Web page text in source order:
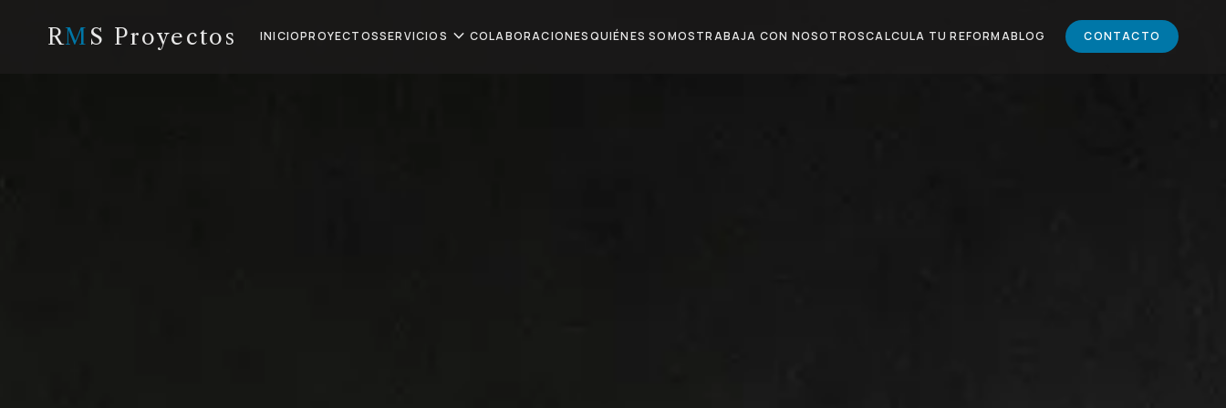
RM S Proyectos INICIOPROYECTOSSERVICIOS expand_more COLABORACIONESQUIÉNES SOMOSTRABAJA CON NOSOTROSCALCULA TU REFORMABLOG CONTACTO